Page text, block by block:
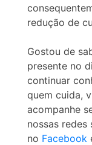
redução de
Gostou de
presente no
continuar
quem cuida,
acompanhe
nossas redes
no Facebook